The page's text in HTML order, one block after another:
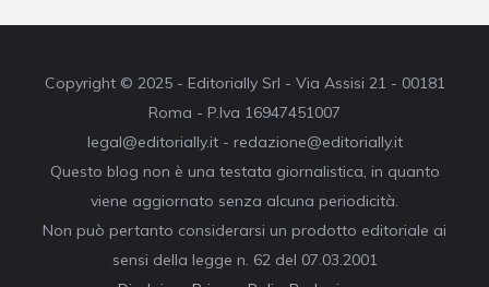
Copyright © 2025 - Editorially Srl - Via Assisi 21 - 00181
Roma - P.Iva 16947451007
legal@editorially.it - redazione@editorially.it
Questo blog non è una testata giornalistica, in quanto
viene aggiornato senza alcuna periodicità.
Non può pertanto considerarsi un prodotto editoriale ai
sensi della legge n. 62 del 07.03.2001